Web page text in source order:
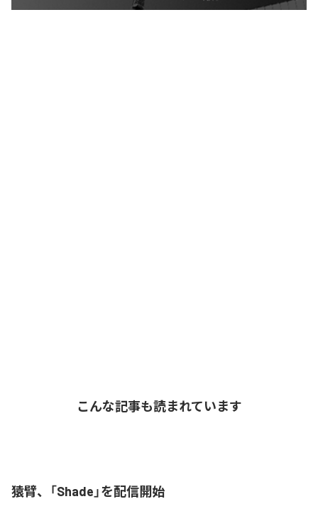
こんな記事も読まれています
猿臂、「Shade」を配信開始